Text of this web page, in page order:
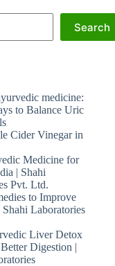
Search
medicine:
to Balance Uric
Cider Vinegar in
Medicine for
| Shahi
Pvt. Ltd.
to Improve
Laboratories
Liver Detox
Digestion |